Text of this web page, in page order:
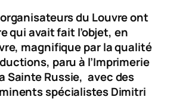
du Louvre ont
qui avait fait l’objet, en
magnifique par la qualité
paru à l’Imprimerie
Sainte Russie, avec des
spécialistes Dimitri